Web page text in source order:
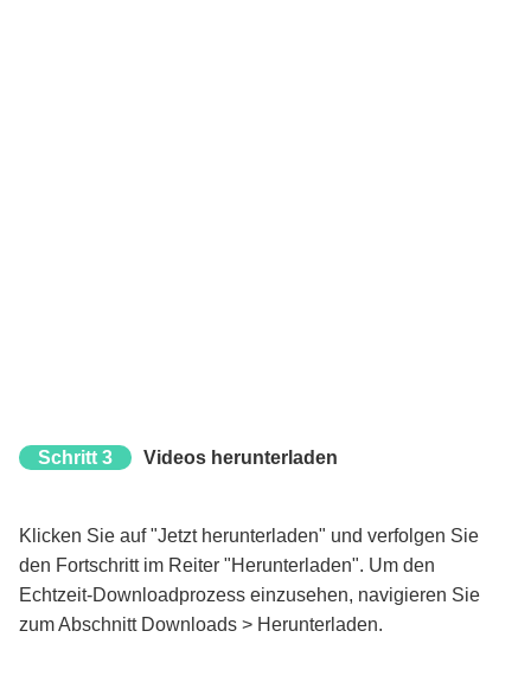
Schritt 3 Videos herunterladen
Klicken Sie auf "Jetzt herunterladen" und verfolgen Sie
den Fortschritt im Reiter "Herunterladen". Um den
Echtzeit-Downloadprozess einzusehen, navigieren Sie
zum Abschnitt Downloads > Herunterladen.